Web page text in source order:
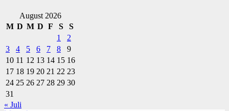
August 2026
M D M D F S
S
1
2
3
4 5 6 7 8
9
10 11 12 13 14 15 16
17 18 19 20 21 22 23
24 25 26 27 28 29 30
31
« Juli